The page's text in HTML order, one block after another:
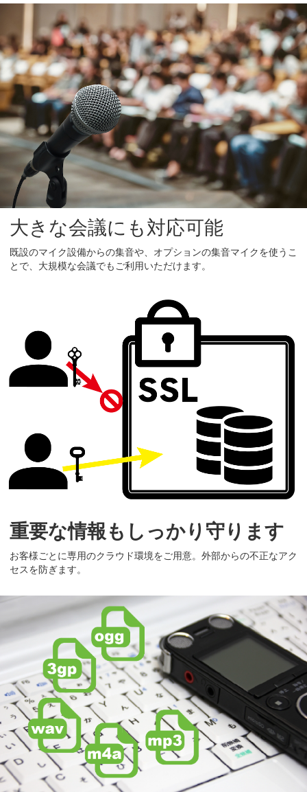
大きな会議にも対応可能
既設のマイク設備からの集音や、オプションの集音マイクを使うこ
とで、大規模な会議でもご利用いただけます。
重要な情報もしっかり守ります
お客様ごとに専用のクラウド環境をご用意。外部からの不正なアク
セスを防ぎます。